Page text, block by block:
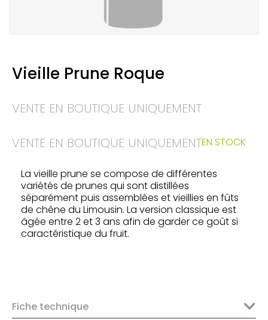
Vieille Prune Roque
VENTE EN BOUTIQUE UNIQUEMENT
VENTE EN BOUTIQUE UNIQUEMENTEN STOCK
La vieille prune se compose de différentes
variétés de prunes qui sont distillées
séparément puis assemblées et vieillies en fûts
de chêne du Limousin. La version classique est
âgée entre 2 et 3 ans afin de garder ce goût si
caractéristique du fruit.
Fiche technique